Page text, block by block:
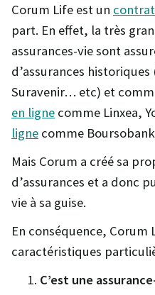
Corum Life est un contrat
part. En effet, la très
assurances-vie sont
d’assurances
Suravenir… etc) et
en ligne comme Linxea,
ligne comme
Mais Corum a créé sa
d’assurances et a donc
vie à sa guise.
En conséquence, Corum
caractéristiques
C’est une